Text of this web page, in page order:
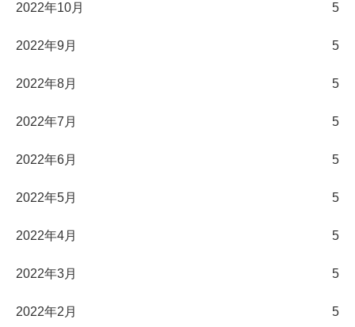
2022年10月 5
2022年9月 5
2022年8月 5
2022年7月 5
2022年6月 5
2022年5月 5
2022年4月 5
2022年3月 5
2022年2月 5